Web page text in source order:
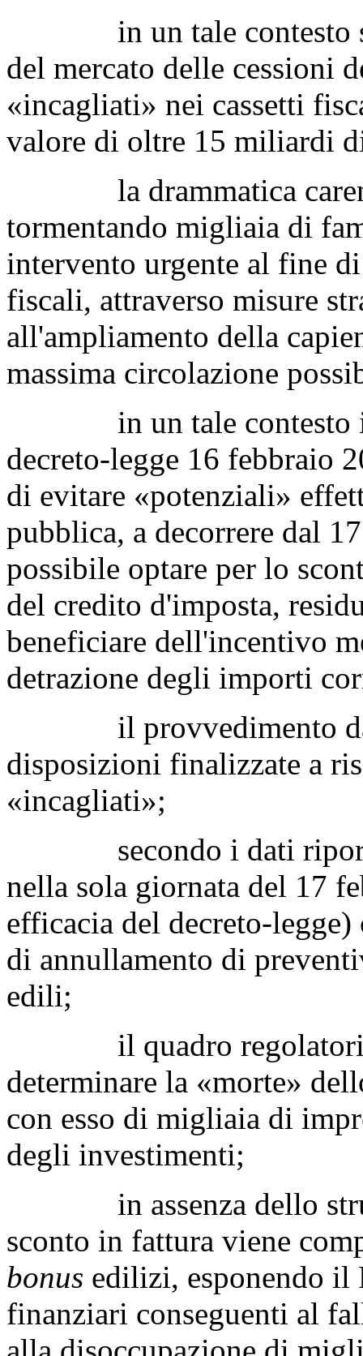
in un tale contesto si
del mercato delle cessioni
«incagliati» nei cassetti
valore di oltre 15 miliardi
la drammatica
tormentando migliaia di
intervento urgente al fine
fiscali, attraverso misure
all'ampliamento della
massima circolazione
in un tale contesto il
decreto-legge 16 febbraio
di evitare «potenziali»
pubblica, a decorrere dal
possibile optare per lo
del credito d'imposta,
beneficiare dell'incentivo
detrazione degli importi
il provvedimento da
disposizioni finalizzate a
«incagliati»;
secondo i dati riportati
nella sola giornata del 17
efficacia del decreto-
di annullamento di
edili;
il quadro regolatorio
determinare la «morte»
con esso di migliaia di
degli investimenti;
in assenza dello
sconto in fattura viene
bonus edilizi, esponendo il
finanziari conseguenti al